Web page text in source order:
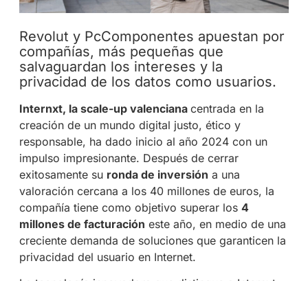
Revolut y PcComponentes apuestan por
compañías, más pequeñas que
salvaguardan los intereses y la
privacidad de los datos como usuarios.
Internxt, la scale-up valenciana centrada en la
creación de un mundo digital justo, ético y
responsable, ha dado inicio al año 2024 con un
impulso impresionante. Después de cerrar
exitosamente su ronda de inversión a una
valoración cercana a los 40 millones de euros, la
compañía tiene como objetivo superar los 4
millones de facturación este año, en medio de una
creciente demanda de soluciones que garanticen la
privacidad del usuario en Internet.